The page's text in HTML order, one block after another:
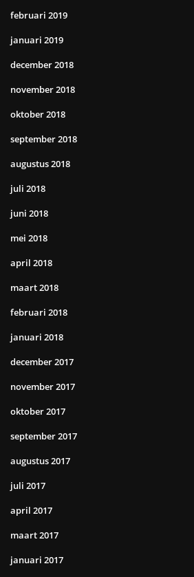
februari 2019
januari 2019
december 2018
november 2018
oktober 2018
september 2018
augustus 2018
juli 2018
juni 2018
mei 2018
april 2018
maart 2018
februari 2018
januari 2018
december 2017
november 2017
oktober 2017
september 2017
augustus 2017
juli 2017
april 2017
maart 2017
januari 2017